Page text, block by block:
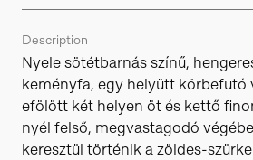
Description
Nyele sötétbarnás színű,
keményfa, egy helyütt körbefutó
efölött két helyen öt és kettő
nyél felső, megvastagodó
keresztül történik a zöldes-